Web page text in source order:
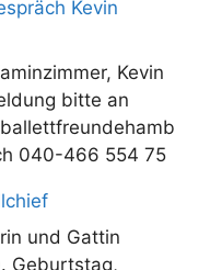
Kevin
Kevin
bitte an
040-466 554 75
und Gattin
Geburtstag,